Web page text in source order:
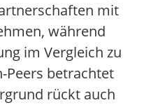
mit
während
im Vergleich zu
Peers betrachtet
rückt auch